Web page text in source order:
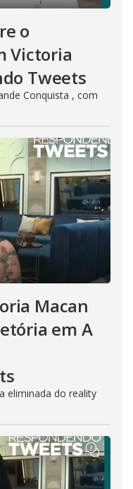
o
Victoria
Tweets
Conquista , com
Macan
em A
eliminada do reality